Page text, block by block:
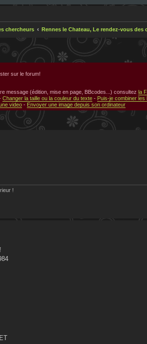
chercheurs Rennes le Chateau, Le rendez-vous des
sur le forum!
message (édition, mise en page, BBcodes...) consultez la
Changer la taille ou la couleur du texte - Puis-je combiner
video - Envoyer une image depuis son ordinateur
!